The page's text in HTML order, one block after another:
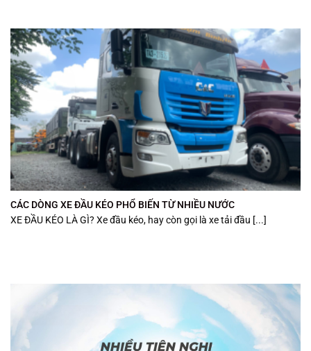
CÁC DÒNG XE ĐẦU KÉO PHỔ BIẾN TỪ NHIỀU NƯỚC
XE ĐẦU KÉO LÀ GÌ? Xe đầu kéo, hay còn gọi là xe tải đầu [...]